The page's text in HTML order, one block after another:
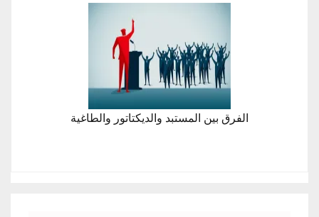
الفرق بين المستبد والديكتاتور والطاغية